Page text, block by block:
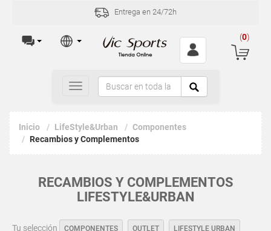
Entrega en 24/72h
(0)
Toggle
navigation
Inicio LifeStyle&Urban
Componentes
Recambios y Complementos
RECAMBIOS Y COMPLEMENTOS
LIFESTYLE&URBAN
Tu selección COMPONENTES OUTLET LIFESTYLE URBAN